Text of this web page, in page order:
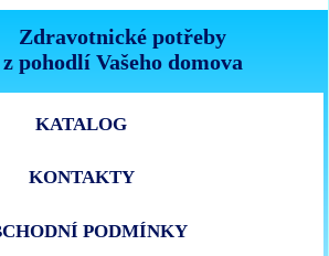
Zdravotnické potřeby
z pohodlí Vašeho domova
KATALOG
KONTAKTY
PODMÍNKY